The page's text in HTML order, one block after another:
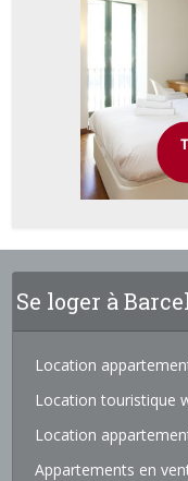
Se loger à
Location
Location touristique
Location
Appartements en